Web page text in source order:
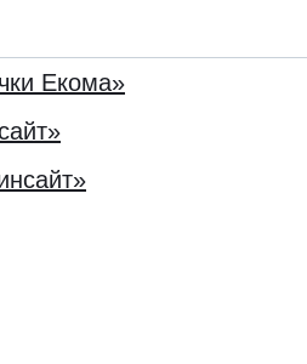
Екома»